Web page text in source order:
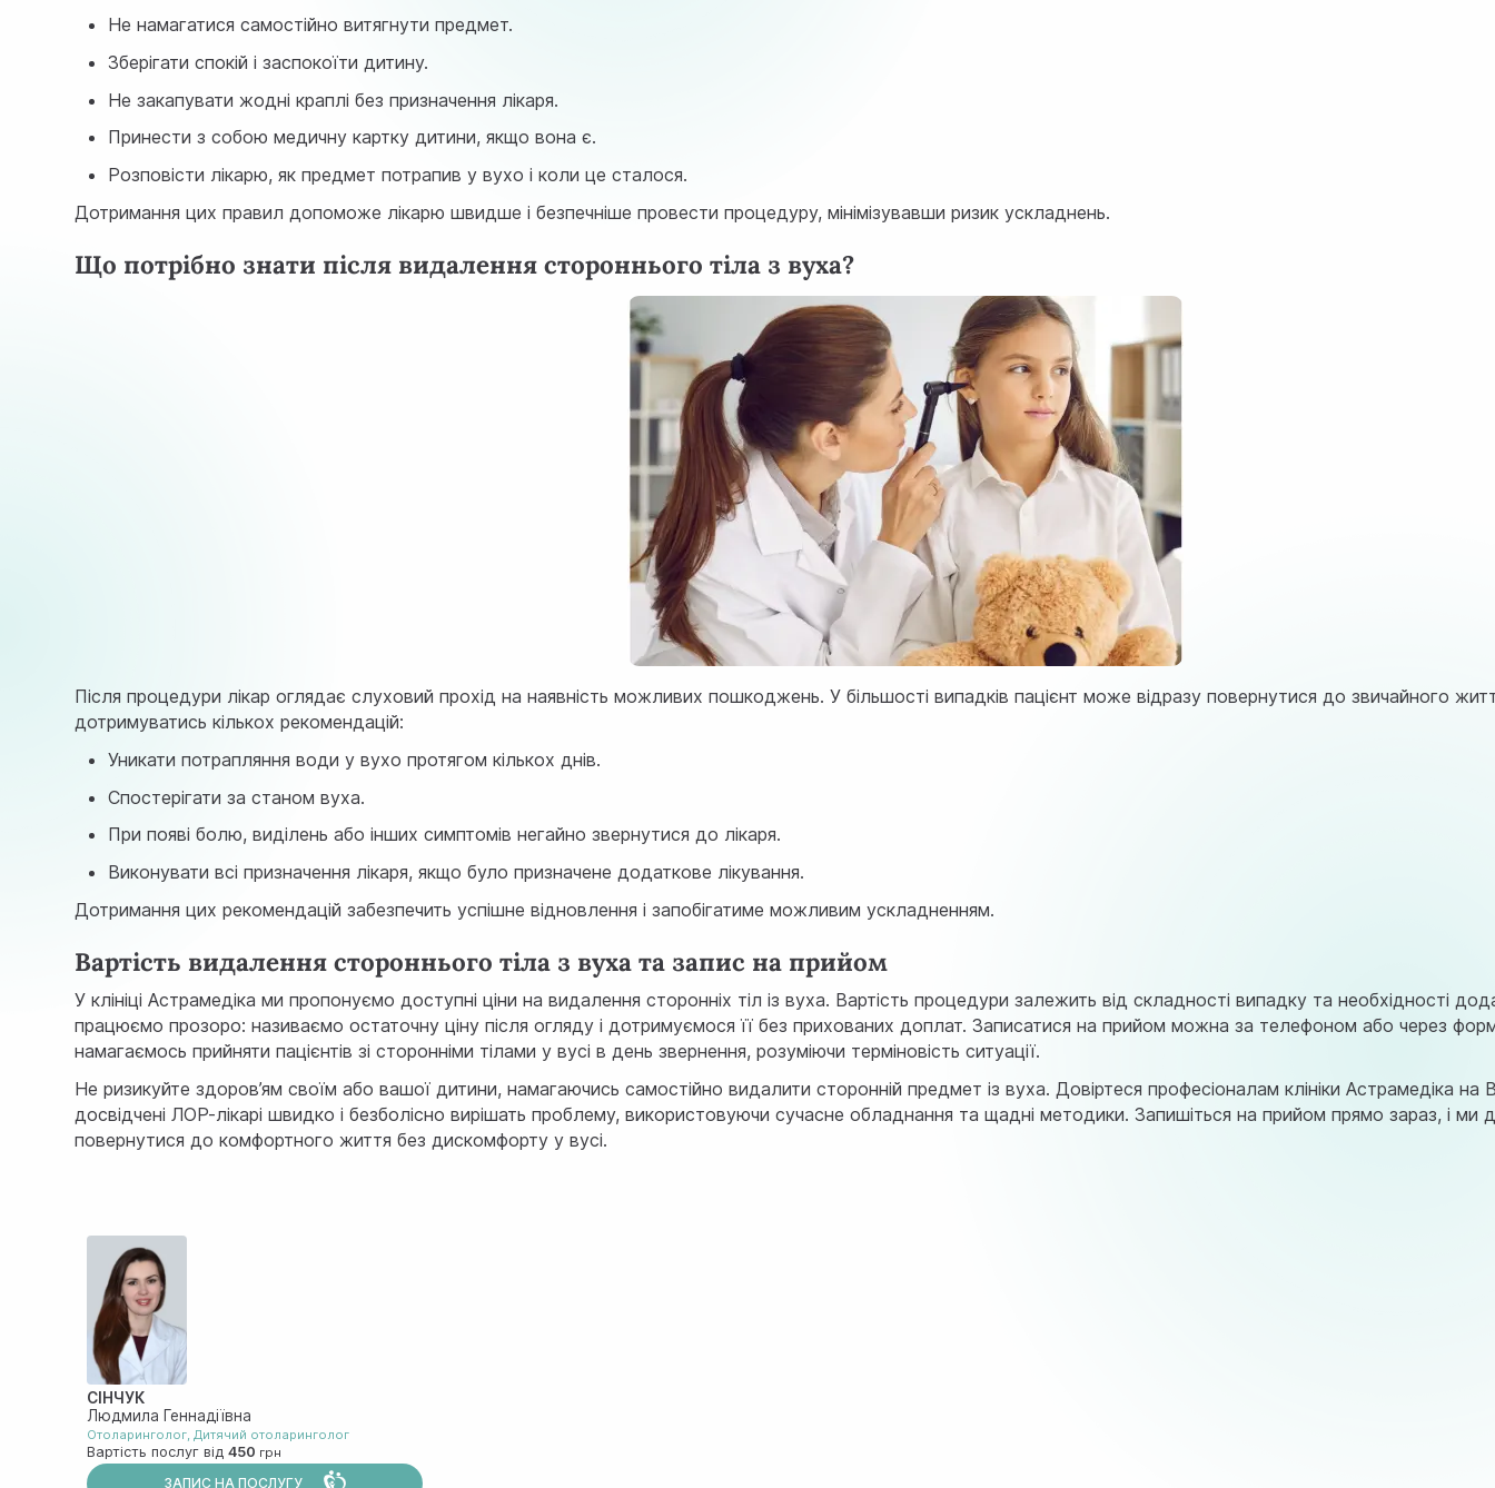
Не намагатися самостійно витягнути предмет.
Зберігати спокій і заспокоїти дитину.
Не закапувати жодні краплі без призначення лікаря.
Принести з собою медичну картку дитини, якщо вона є.
Розповісти лікарю, як предмет потрапив у вухо і коли це сталося.
Дотримання цих правил допоможе лікарю швидше і безпечніше провести процедуру, мінімізувавши ризик ускладнень.
Що потрібно знати після видалення стороннього тіла з вуха?
Після процедури лікар оглядає слуховий прохід на наявність можливих пошкоджень. У більшості випадків пацієнт може відразу повернутися до звичайного
дотримуватись кількох рекомендацій:
Уникати потрапляння води у вухо протягом кількох днів.
Спостерігати за станом вуха.
При появі болю, виділень або інших симптомів негайно звернутися до лікаря.
Виконувати всі призначення лікаря, якщо було призначене додаткове лікування.
Дотримання цих рекомендацій забезпечить успішне відновлення і запобігатиме можливим ускладненням.
Вартість видалення стороннього тіла з вуха та запис на прийом
У клініці Астрамедіка ми пропонуємо доступні ціни на видалення сторонніх тіл із вуха. Вартість процедури залежить від складності випадку та необхідності
працюємо прозоро: називаємо остаточну ціну після огляду і дотримуємося її без прихованих доплат. Записатися на прийом можна за телефоном або через
намагаємось прийняти пацієнтів зі сторонніми тілами у вусі в день звернення, розуміючи терміновість ситуації.
Не ризикуйте здоров’ям своїм або вашої дитини, намагаючись самостійно видалити сторонній предмет із вуха. Довіртеся професіоналам клініки Астрамедіка на
досвідчені ЛОР-лікарі швидко і безболісно вирішать проблему, використовуючи сучасне обладнання та щадні методики. Запишіться на прийом прямо зараз, і
повернутися до комфортного життя без дискомфорту у вусі.
СІНЧУК
Людмила Геннадіївна
Отоларинголог Дитячий отоларинголог
Вартість послуг від450
ЗАПИС НА ПОСЛУГУ